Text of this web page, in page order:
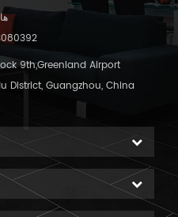
District, Guangzhou, China